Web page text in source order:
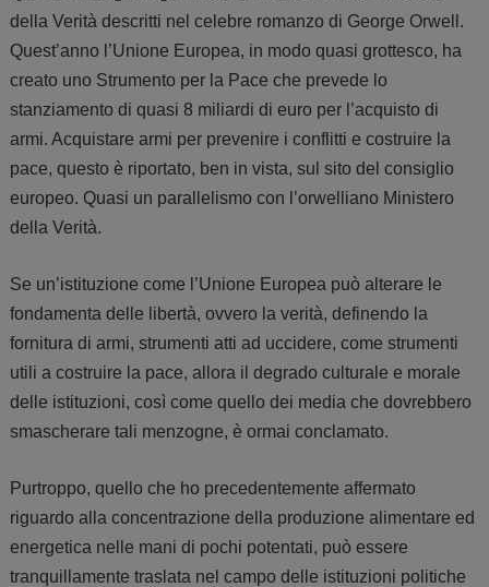
della Verità descritti nel celebre romanzo di George Orwell.
Quest’anno l’Unione Europea, in modo quasi grottesco, ha
creato uno Strumento per la Pace che prevede lo
stanziamento di quasi 8 miliardi di euro per l’acquisto di
armi. Acquistare armi per prevenire i conflitti e costruire la
pace, questo è riportato, ben in vista, sul sito del consiglio
europeo. Quasi un parallelismo con l’orwelliano Ministero
della Verità.
Se un’istituzione come l’Unione Europea può alterare le
fondamenta delle libertà, ovvero la verità, definendo la
fornitura di armi, strumenti atti ad uccidere, come strumenti
utili a costruire la pace, allora il degrado culturale e morale
delle istituzioni, così come quello dei media che dovrebbero
smascherare tali menzogne, è ormai conclamato.
Purtroppo, quello che ho precedentemente affermato
riguardo alla concentrazione della produzione alimentare ed
energetica nelle mani di pochi potentati, può essere
tranquillamente traslata nel campo delle istituzioni politiche